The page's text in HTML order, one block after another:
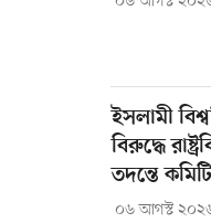
ইসলামী
বিরুদ্ধে
তদন্তে কমিটি
০৬ আগস্ট